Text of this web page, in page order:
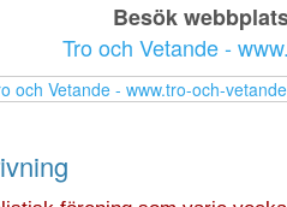
Besök
Tro och Vetande -